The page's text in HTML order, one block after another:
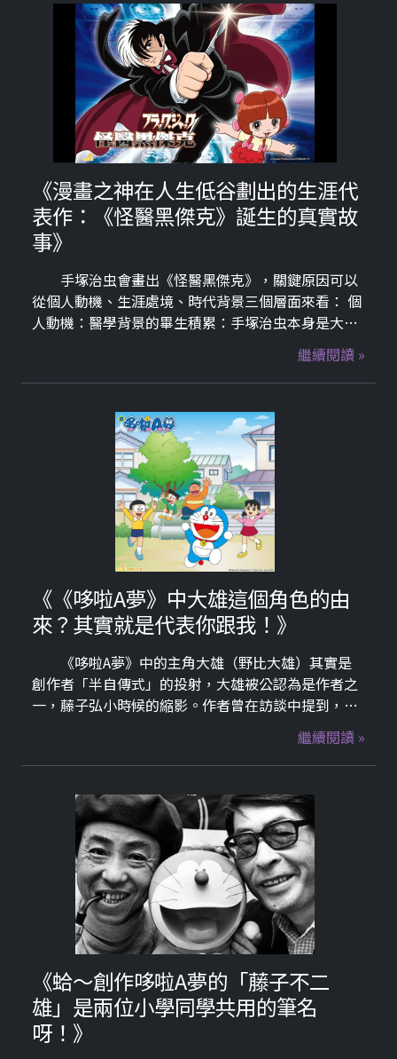
《漫畫之神在人生低谷劃出的生涯代
表作：《怪醫黑傑克》誕生的真實故
事》
手塚治虫會畫出《怪醫黑傑克》，關鍵原因可以
從個人動機、生涯處境、時代背景三個層面來看： 個
人動機：醫學背景的畢生積累：手塚治虫本身是大阪
大學醫學部畢業、擁有醫學博士學位的正牌醫師，雖
然他選擇走上漫畫家之路，但醫學一直是他內心深處
的另一條生命線。
繼續閱讀 »
《《哆啦A夢》中大雄這個角色的由
來？其實就是代表你跟我！》
《哆啦A夢》中的主角大雄（野比大雄）其實是
創作者「半自傳式」的投射，大雄被公認為是作者之
一，藤子弘小時候的縮影。作者曾在訪談中提到，自
己小時候體育不好、成績普通、性格膽小，常被欺負
且愛發白日夢，這些特質幾乎完整轉移到了大雄身
上。
繼續閱讀 »
《蛤～創作哆啦A夢的「藤子不二
雄」是兩位小學同學共用的筆名
呀！》